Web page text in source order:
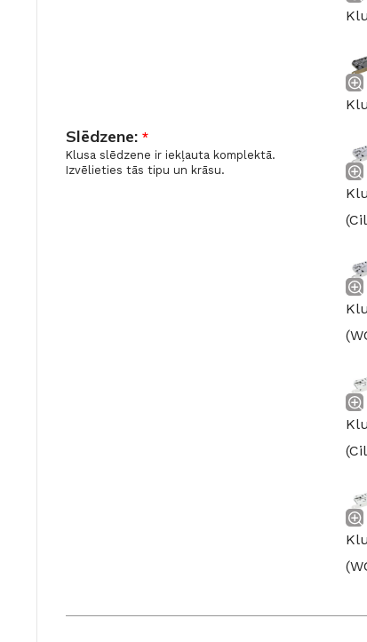
GRĪDĀM
Grīdlīstes
Slēdzene: *
Klusa slēdzene ir iekļauta komplektā.
Izvēlieties tās tipu un krāsu.